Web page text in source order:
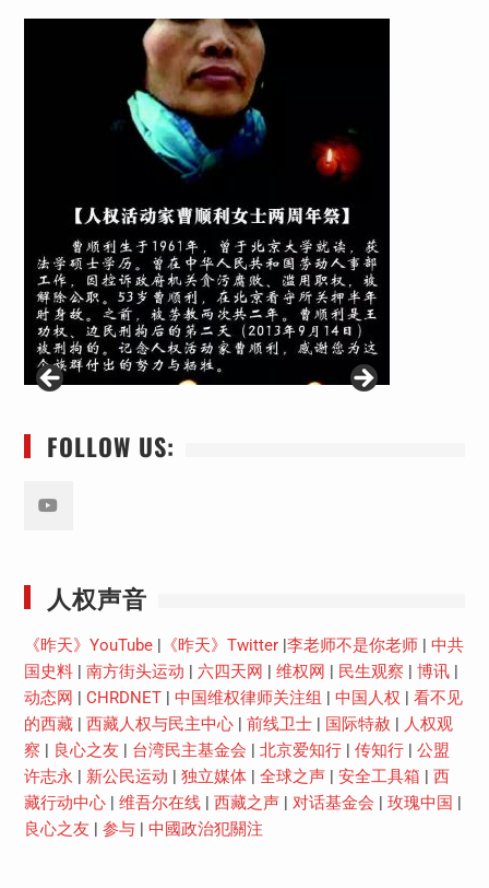
FOLLOW US:
人权声音
《昨天》YouTube| 《昨天》Twitter| 李老师不是你老师| 中共
国史料| 南方街头运动 六四天网 维权网 民生观察 博讯|
动态网
CHRDNET| 中国维权律师关注组 中国人权
看不见
的西藏| 西藏人权与民主中心| 前线卫士| 国际特赦
人权观
察
良心之友 台湾民主基金会 北京爱知行| 传知行| 公盟
许志永
新公民运动 独立媒体| 全球之声| 安全工具箱
西
藏行动中心| 维吾尔在线| 西藏之声| 对话基金会 玫瑰中国
良心之友
参与| 中國政治犯關注